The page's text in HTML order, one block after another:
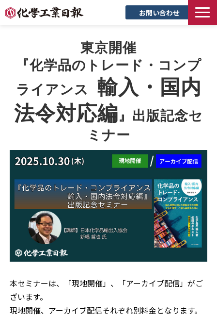
お問い合わせ
新聞について
サービス
トピックス
セミナー
創立90周年記念サイト
企業情報
採用情報
東京開催
『化学品のトレード・コンプ
ライアンス 輸入・国内
法令対応編』出版記念セ
ミナー
本セミナーは、「現地開催」、「アーカイブ配信」がご
ざいます。
現地開催、アーカイブ配信それぞれ別料金となります。